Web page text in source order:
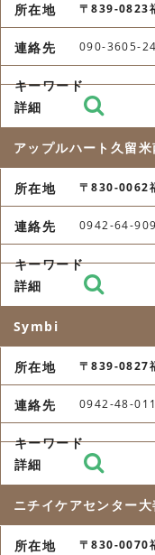
〒839-0823
090-3605-
アップルハート久留
〒830-0062
0942-64-
Symbi
〒839-0827
0942-48-
ニチイケアセンター大
〒830-0070